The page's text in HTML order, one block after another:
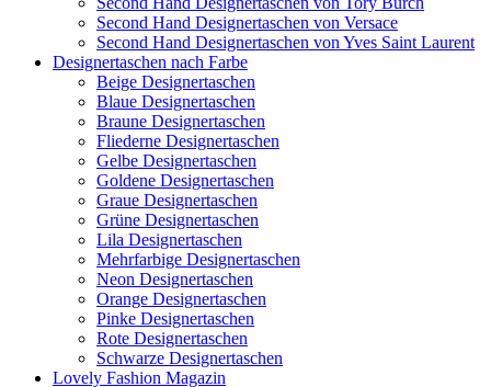
Second Hand Designertaschen von Versace
Second Hand Designertaschen von Yves Saint Laurent
Designertaschen nach Farbe
Beige Designertaschen
Blaue Designertaschen
Braune Designertaschen
Fliederne Designertaschen
Gelbe Designertaschen
Goldene Designertaschen
Graue Designertaschen
Grüne Designertaschen
Lila Designertaschen
Mehrfarbige Designertaschen
Neon Designertaschen
Orange Designertaschen
Pinke Designertaschen
Rote Designertaschen
Schwarze Designertaschen
Lovely Fashion Magazin